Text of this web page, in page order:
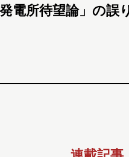
電所待望論」の誤